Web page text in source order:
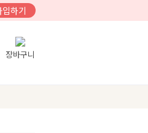
입하기
장바구니